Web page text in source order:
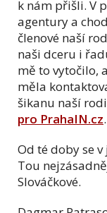
k nám přišli. V
agentury a
členové naší
naši dceru i
mě to vytočilo,
měla
šikanu naší
pro PrahaIN.cz.
Od té doby se
Tou
Slováčkové.